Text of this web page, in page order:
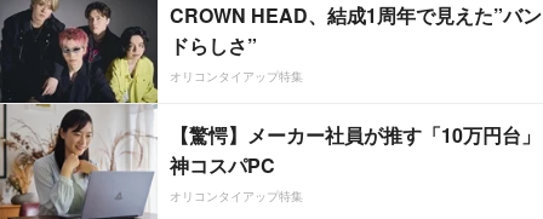
CROWN HEAD、結成1周年で見えた”バン
ドらしさ”
オリコンタイアップ特集
【驚愕】メーカー社員が推す「10万円台」
神コスパPC
オリコンタイアップ特集